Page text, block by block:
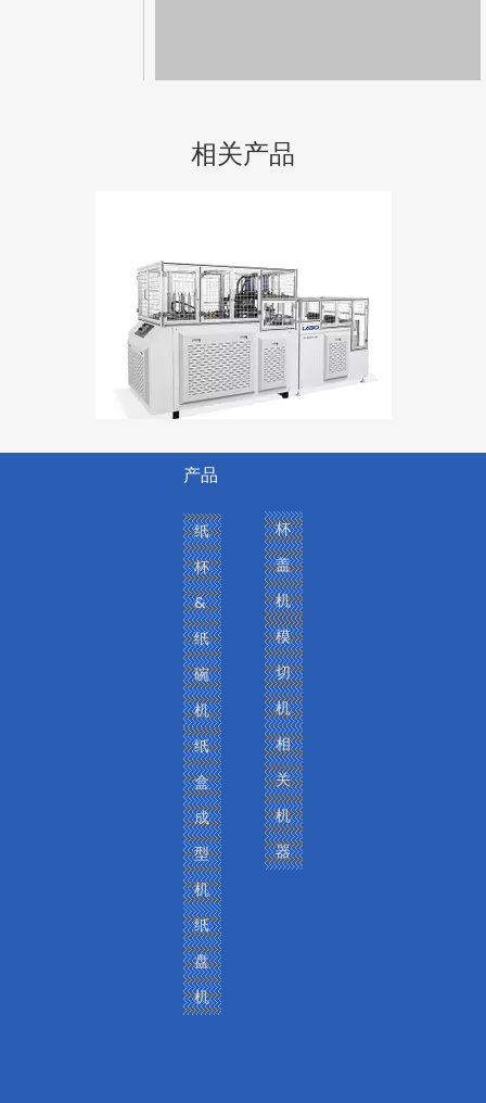
未形成的材料装载机
德国病态传感器
相关产品
卷筒纸印刷模切机
产品
纸
杯
&
纸
碗
机
纸
盒
成
型
机
纸
盘
机
杯
盖
机
模
切
机
相
关
机
器